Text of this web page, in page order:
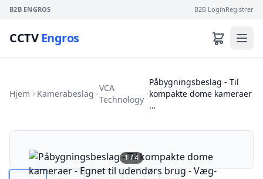
B2B ENGROS B2B LoginRegistrer
CCTVEngros
Hjem Kamerabeslag
VCA
Technology
Påbygningsbeslag - Til
kompakte dome kameraer
…
1 /4